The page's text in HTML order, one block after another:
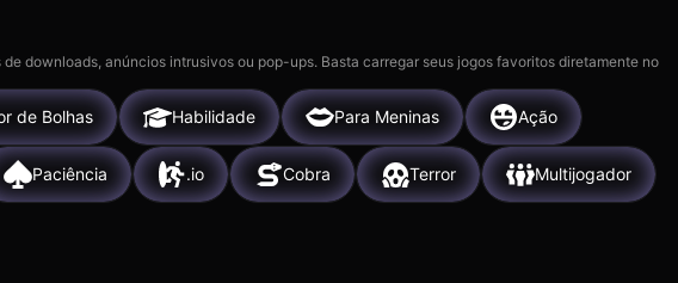
downloads, anúncios intrusivos ou pop-ups. Basta carregar seus jogos favoritos diretamente no
de Bolhas Habilidade Para Meninas Ação
Paciência .io Cobra Terror Multijogador